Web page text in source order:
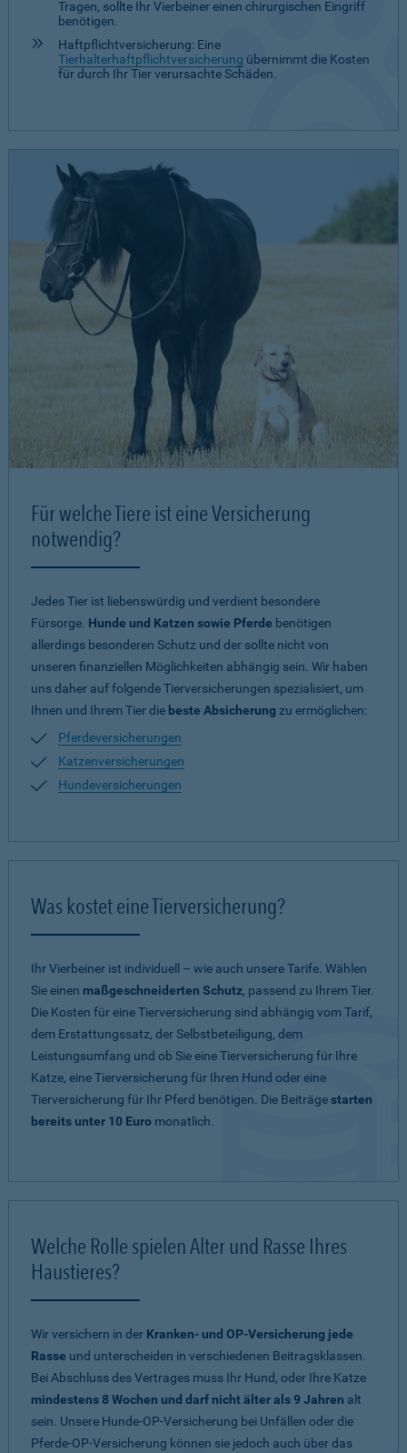
Tragen, sollte Ihr Vierbeiner einen chirurgischen Eingriff
benötigen.
Haftpflichtversicherung: Eine
Tierhalterhaftpflichtversicherung übernimmt die Kosten
für durch Ihr Tier verursachte Schäden.
Für welche Tiere ist eine Versicherung
notwendig?
Jedes Tier ist liebenswürdig und verdient besondere
Fürsorge. Hunde und Katzen sowie Pferde benötigen
allerdings besonderen Schutz und der sollte nicht von
unseren finanziellen Möglichkeiten abhängig sein. Wir haben
uns daher auf folgende Tierversicherungen spezialisiert, um
Ihnen und Ihrem Tier die beste Absicherung zu ermöglichen:
Pferdeversicherungen
Katzenversicherungen
Hundeversicherungen
Was kostet eine Tierversicherung?
Ihr Vierbeiner ist individuell – wie auch unsere Tarife. Wählen
Sie einen maßgeschneiderten Schutz, passend zu Ihrem Tier.
Die Kosten für eine Tierversicherung sind abhängig vom Tarif,
dem Erstattungssatz, der Selbstbeteiligung, dem
Leistungsumfang und ob Sie eine Tierversicherung für Ihre
Katze, eine Tierversicherung für Ihren Hund oder eine
Tierversicherung für Ihr Pferd benötigen. Die Beiträgestarten
bereits unter 10 Euro monatlich.
Welche Rolle spielen Alter und Rasse Ihres
Haustieres?
Wir versichern in der Kranken- und OP-Versicherung jede
Rasse und unterscheiden in verschiedenen Beitragsklassen.
Bei Abschluss des Vertrages muss Ihr Hund, oder Ihre Katze
mindestens 8 Wochen und darf nicht älter als 9 Jahren alt
sein. Unsere Hunde-OP-Versicherung bei Unfällen oder die
Pferde-OP-Versicherung können sie jedoch auch über das